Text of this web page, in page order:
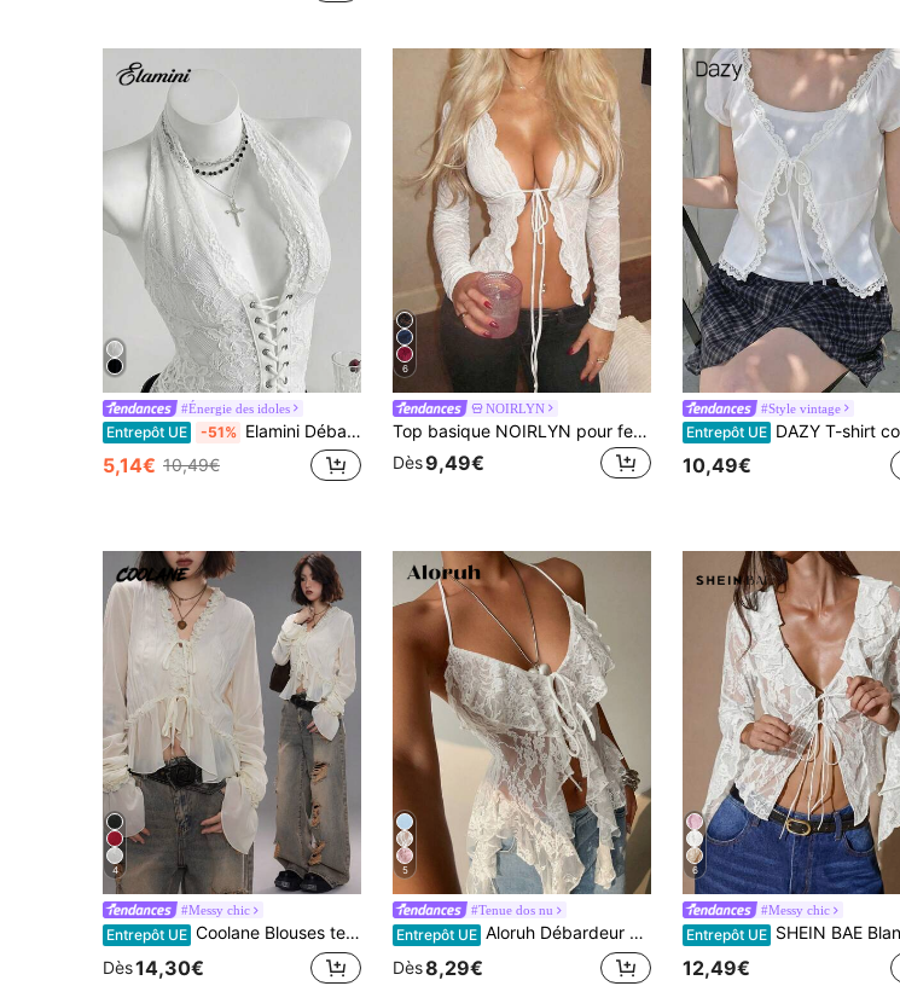
#Énergie des idoles
Entrepôt UE -51% Elamini Débardeur sexy pour femmes avec laçage en dentelle, dos nu croisé. Vêtements blancs pour femmes. Corset pour femmes
5,14€ 10,49€
6
NOIRLYN
Top basique NOIRLYN pour femme, style Y2K doux, automne/hiver, col V profond, dentelle, manches longues, nœud devant, taille ajourée, coupe slim, transparent, pour superposition, décontracté, blanc
Dès9,49€
#Style vintage
Entrepôt UE DAZY T-shirt court à manches courtes en dentelle d'été élégant et
10,49€
4
#Messy chic
Entrepôt UE Coolane Blouses texturées à volants plissés pour femmes, idéales pour les sorties, les concerts et le streetwear au printemps et en été
Dès14,30€
5
#Tenue dos nu
Entrepôt UE Aloruh Débardeur blanc élégant en dentelle transparente pour femmes, design ajusté avec long ruban et ourlet asymétrique, top d'été pour club, festival de musique, mariage & fête
Dès8,29€
6
#Messy chic
Entrepôt UE SHEIN BAE Blanc,Été,Séduisant,Top à manches longues pour femmes avec col V profond en dentelle,translucide,ajouré,bordure à volants,pour les sorties nocturnes,Blouse
12,49€